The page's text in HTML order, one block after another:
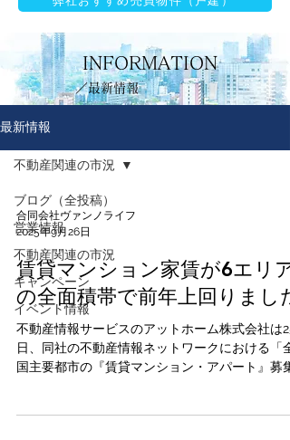
INFORMATION
​／最新情報
最新情報
ブログ（全投稿）
営業情報
不動産関連の市況
キャンペーン
イベント情報
不動産関連の市況
合同会社ヴァンノライフ
2025年9月26日
賃貸マンション家賃が6エリア
の全面積帯で前年上回りました
不動産情報サービスのアットホーム株式会社は25
日、同社の不動産情報ネットワークにおける「全
国主要都市の『賃貸マンション・アパート』募集